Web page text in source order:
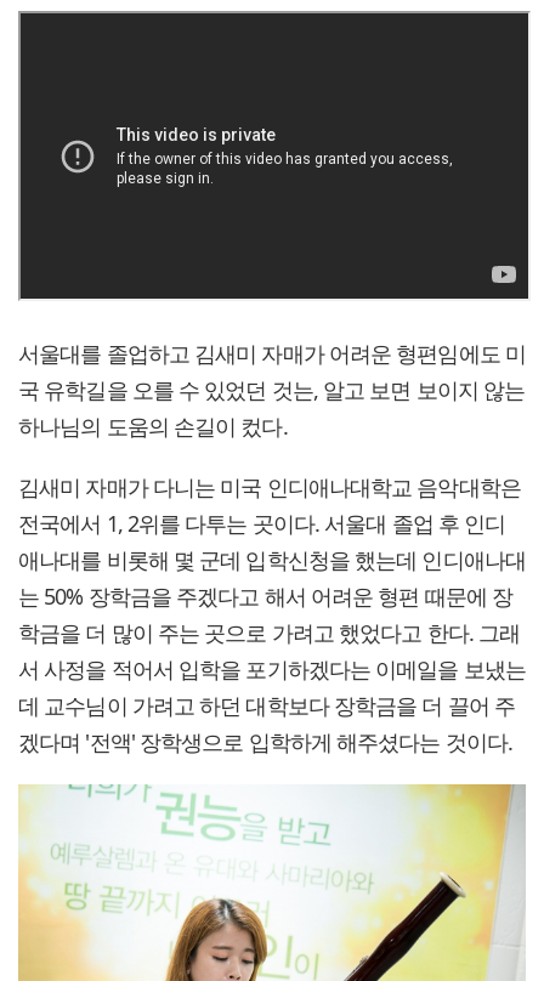
서울대를 졸업하고 김새미 자매가 어려운 형편임에도 미
국 유학길을 오를 수 있었던 것는, 알고 보면 보이지 않는
하나님의 도움의 손길이 컸다.
김새미 자매가 다니는 미국 인디애나대학교 음악대학은
전국에서 1, 2위를 다투는 곳이다. 서울대 졸업 후 인디
애나대를 비롯해 몇 군데 입학신청을 했는데 인디애나대
는 50% 장학금을 주겠다고 해서 어려운 형편 때문에 장
학금을 더 많이 주는 곳으로 가려고 했었다고 한다. 그래
서 사정을 적어서 입학을 포기하겠다는 이메일을 보냈는
데 교수님이 가려고 하던 대학보다 장학금을 더 끌어 주
겠다며 '전액' 장학생으로 입학하게 해주셨다는 것이다.